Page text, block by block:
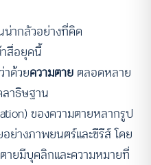
น่ากลัวอย่างที่คิด
สื่อยุคนี้
าด้วยความตาย ตลอดหลาย
าธิษฐาน
ของความตายหลากรูป
างภาพยนตร์และซีรีส์ โดย
ายมีบุคลิกและความหมายที่